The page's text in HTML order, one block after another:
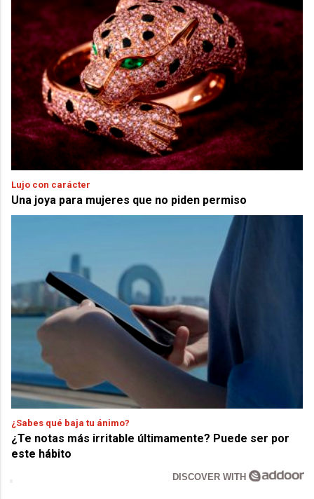
Lujo con carácter
Una joya para mujeres que no piden permiso
¿Sabes qué baja tu ánimo?
¿Te notas más irritable últimamente? Puede ser por
este hábito
DISCOVER WITH